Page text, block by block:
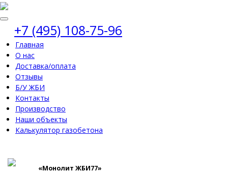
+7 (495) 108-75-96
Главная
О нас
Доставка/оплата
Отзывы
Б/У ЖБИ
Контакты
Производство
Наши объекты
Калькулятор газобетона
«Монолит ЖБИ77»